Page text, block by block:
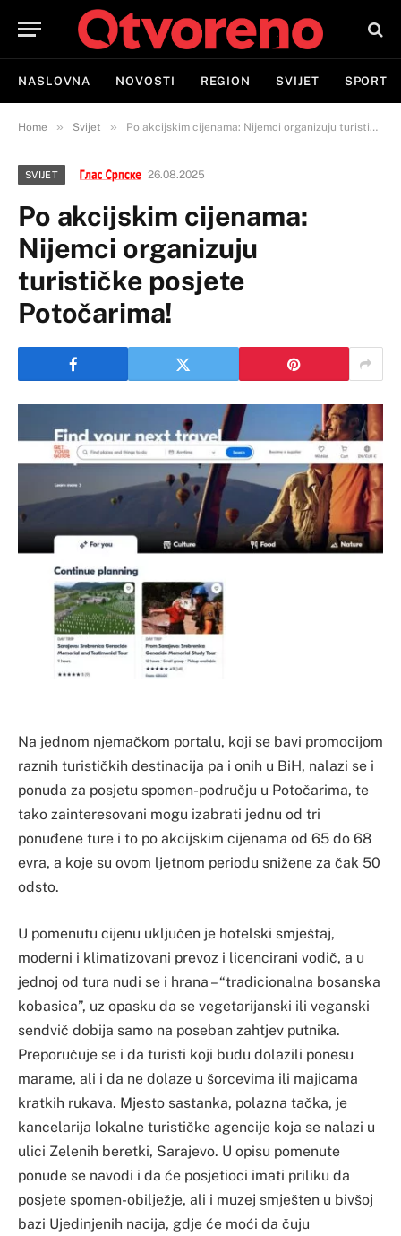
NASLOVNA NOVOSTI REGION SVIJET SPORT
Home » Svijet » Po akcijskim cijenama: Nijemci organizuju turističke posjete Potočarima!
SVIJET 26.08.2025
Po akcijskim cijenama:
Nijemci organizuju
turističke posjete
Potočarima!
Na jednom njemačkom portalu, koji se bavi promocijom
raznih turističkih destinacija pa i onih u BiH, nalazi se i
ponuda za posjetu spomen-području u Potočarima, te
tako zainteresovani mogu izabrati jednu od tri
ponuđene ture i to po akcijskim cijenama od 65 do 68
evra, a koje su ovom ljetnom periodu snižene za čak 50
odsto.
U pomenutu cijenu uključen je hotelski smještaj,
moderni i klimatizovani prevoz i licencirani vodič, a u
jednoj od tura nudi se i hrana – “tradicionalna bosanska
kobasica”, uz opasku da se vegetarijanski ili veganski
sendvič dobija samo na poseban zahtjev putnika.
Preporučuje se i da turisti koji budu dolazili ponesu
marame, ali i da ne dolaze u šorcevima ili majicama
kratkih rukava. Mjesto sastanka, polazna tačka, je
kancelarija lokalne turističke agencije koja se nalazi u
ulici Zelenih beretki, Sarajevo. U opisu pomenute
ponude se navodi i da će posjetioci imati priliku da
posjete spomen-obilježje, ali i muzej smješten u bivšoj
bazi Ujedinjenih nacija, gdje će moći da čuju